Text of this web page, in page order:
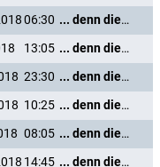
06:30
... denn die Musik und die Liebe in Tirol
13:05
... denn die Musik und die Liebe in Tirol
23:30
... denn die Musik und die Liebe in Tirol
10:25
... denn die Musik und die Liebe in Tirol
08:05
... denn die Musik und die Liebe in Tirol
14:45
... denn die Musik und die Liebe in Tirol